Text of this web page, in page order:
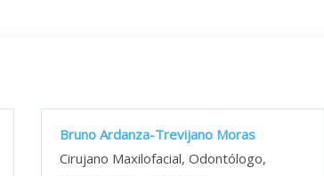
Bruno Ardanza-Trevijano Moras
Cirujano Maxilofacial, Odontólogo,